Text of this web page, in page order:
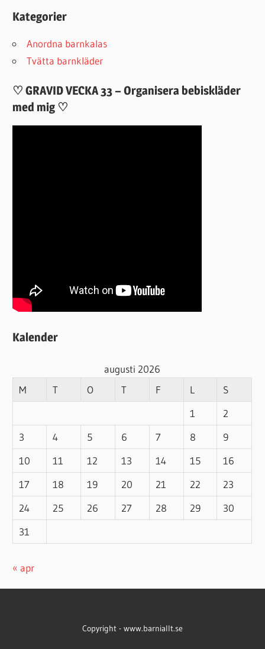
Kategorier
Anordna barnkalas
Tvätta barnkläder
♡ GRAVID VECKA 33 – Organisera bebiskläder
med mig ♡
Kalender
augusti 2026
M
T O T F L
S
1
2
3
4 5 6 7 8
9
10
11 12 13 14 15
16
17
18 19 20 21 22
23
24
25 26 27 28 29
30
31
« apr